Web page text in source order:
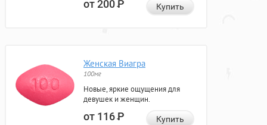
от 200Р Купить
Женская Виагра
100мг
Новые, яркие ощущения для
девушек и женщин.
от 116Р Купить